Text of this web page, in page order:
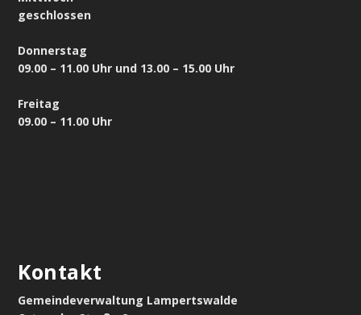
geschlossen
Donnerstag
09.00 – 11.00 Uhr und 13.00 – 15.00 Uhr
Freitag
09.00 – 11.00 Uhr
Kontakt
Gemeindeverwaltung Lampertswalde